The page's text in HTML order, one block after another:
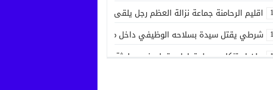
اقليم الرحامنة جماعة نزالة العظم رجل يلقى حتفه بآلة جني الزيتون داخل
شرطي يقتل سيدة بسلاحه الوظيفي داخل منزله بسلا الجديدة
بيان استنكاري حول تداول مقطع فيديو لجثة مواطن من مدينة عيون سيدي